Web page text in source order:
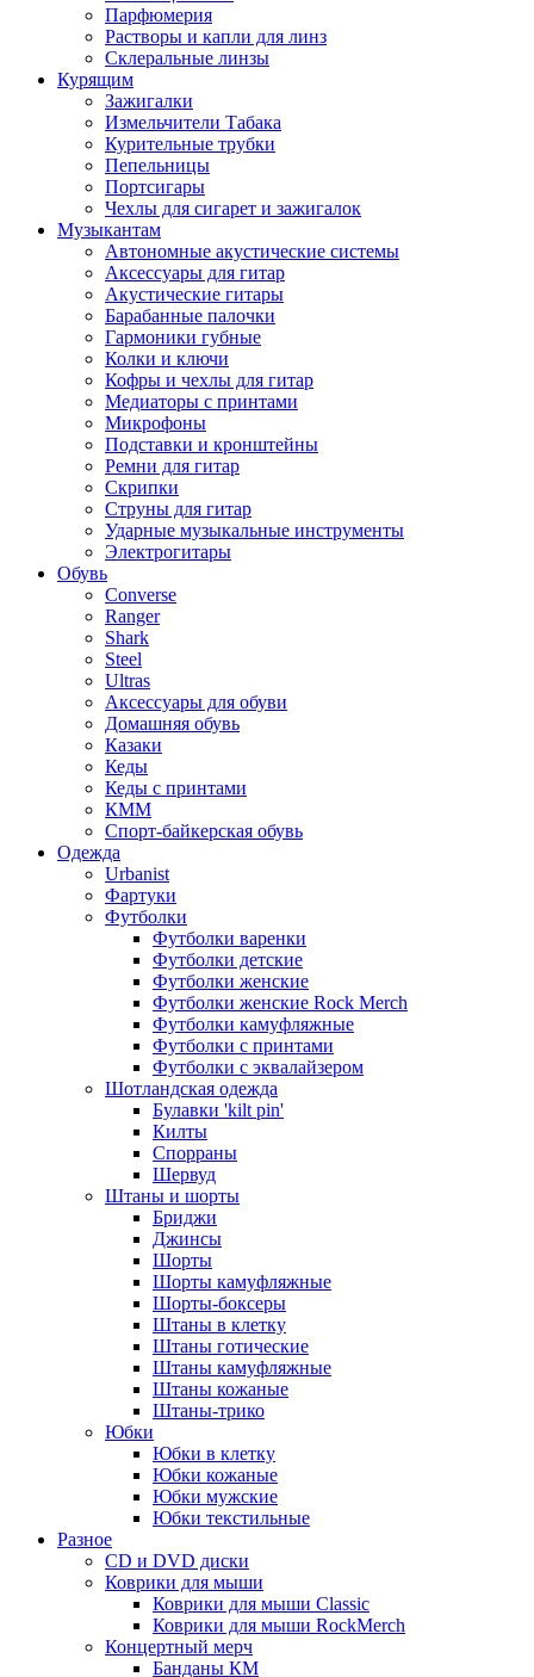
Парфюмерия
Растворы и капли для линз
Склеральные линзы
Курящим
Зажигалки
Измельчители Табака
Курительные трубки
Пепельницы
Портсигары
Чехлы для сигарет и зажигалок
Музыкантам
Автономные акустические системы
Аксессуары для гитар
Акустические гитары
Барабанные палочки
Гармоники губные
Колки и ключи
Кофры и чехлы для гитар
Медиаторы с принтами
Микрофоны
Подставки и кронштейны
Ремни для гитар
Скрипки
Струны для гитар
Ударные музыкальные инструменты
Электрогитары
Обувь
Converse
Ranger
Shark
Steel
Ultras
Аксессуары для обуви
Домашняя обувь
Казаки
Кеды
Кеды с принтами
КММ
Спорт-байкерская обувь
Одежда
Urbanist
Фартуки
Футболки
Футболки варенки
Футболки детские
Футболки женские
Футболки женские Rock Merch
Футболки камуфляжные
Футболки с принтами
Футболки с эквалайзером
Шотландская одежда
Булавки 'kilt pin'
Килты
Спорраны
Шервуд
Штаны и шорты
Бриджи
Джинсы
Шорты
Шорты камуфляжные
Шорты-боксеры
Штаны в клетку
Штаны готические
Штаны камуфляжные
Штаны кожаные
Штаны-трико
Юбки
Юбки в клетку
Юбки кожаные
Юбки мужские
Юбки текстильные
Разное
CD и DVD диски
Коврики для мыши
Коврики для мыши Classic
Коврики для мыши RockMerch
Концертный мерч
Банданы КМ